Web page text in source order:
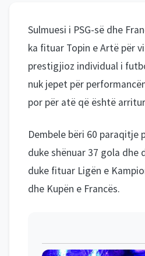
Sulmuesi i PSG-së dhe
ka fituar Topin e Artë për
prestigjioz individual i
nuk jepet për
por për atë që është
Dembele bëri 60 paraqitje
duke shënuar 37 gola dhe
duke fituar Ligën e
dhe Kupën e Francës.